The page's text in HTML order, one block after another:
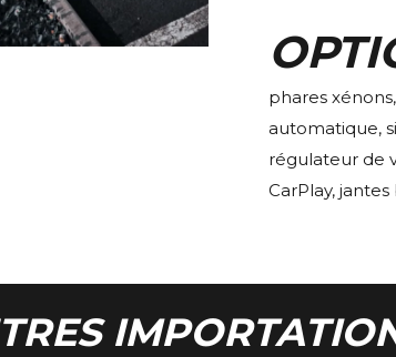
phares
automatique,
régulateur de
CarPlay,